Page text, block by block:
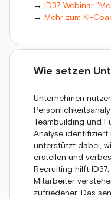
→ ID37 Webinar
→ Mehr zum KI-
Wie setzen
Unternehmen
Teambuilding und
Analyse identifiziert
unterstützt dabei,
erstellen und
Recruiting hilft
Mitarbeiter
zufriedener. Das